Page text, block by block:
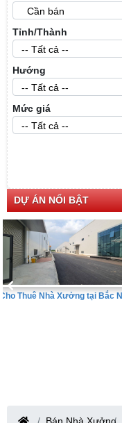
Tỉnh/Thành
Hướng
Mức giá
DỰ ÁN NỔI BẬT